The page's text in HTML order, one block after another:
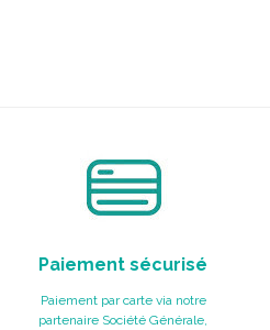
Paiement sécurisé
Paiement par carte via notre
partenaire Société Générale,